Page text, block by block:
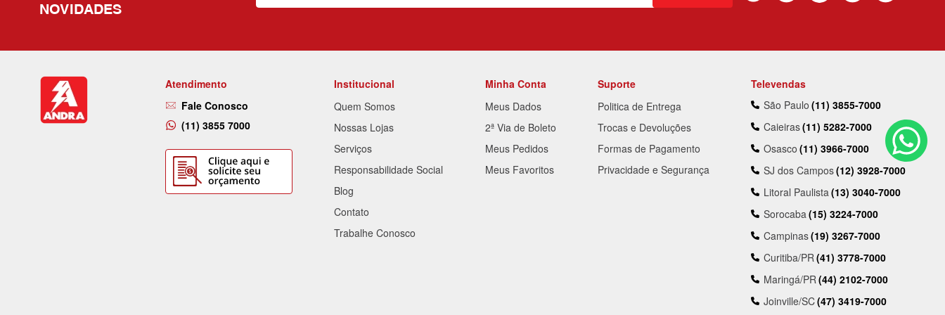
NOVIDADES
Atendimento
Fale Conosco
(11) 3855 7000
Institucional
Quem Somos
Nossas Lojas
Serviços
Responsabilidade Social
Blog
Contato
Trabalhe Conosco
Minha Conta
Meus Dados
2ª Via de Boleto
Meus Pedidos
Meus Favoritos
Suporte
Politica de Entrega
Trocas e Devoluções
Formas de Pagamento
Privacidade e Segurança
Televendas
São Paulo (11) 3855-7000
Caieiras(11) 5282-7000
Osasco (11) 3966-7000
SJ dos Campos(12) 3928-7000
Litoral Paulista(13) 3040-7000
Sorocaba(15) 3224-7000
Campinas(19) 3267-7000
Curitiba/PR(41) 3778-7000
Maringá/PR(44) 2102-7000
Joinville/SC(47) 3419-7000